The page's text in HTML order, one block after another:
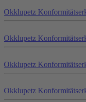
Okklupetz
Okklupetz
Okklupetz
Okklupetz